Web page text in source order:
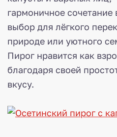
гармоничное сочетание
выбор для лёгкого
природе или уютного
Пирог нравится как
благодаря своей
вкусу.